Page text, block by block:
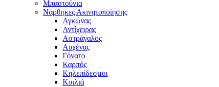
Μπαστούνια
Νάρθηκες Ακινητοποίησης
Αγκώνας
Αντίχειρας
Αστράγαλος
Αυχένας
Γόνατο
Καρπός
Κηλεπίδεσμοι
Κοιλιά